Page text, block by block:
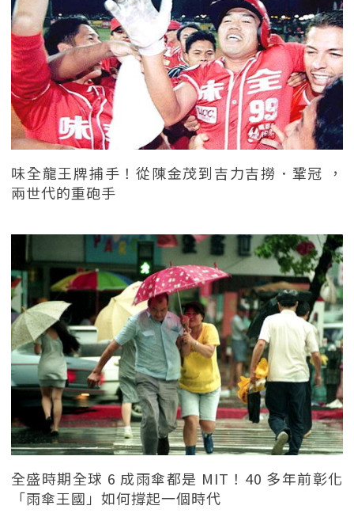
味全龍王牌捕手！從陳金茂到吉力吉撈．鞏冠 ，
兩世代的重砲手
全盛時期全球 6 成雨傘都是 MIT！40 多年前彰化
「雨傘王國」如何撐起一個時代